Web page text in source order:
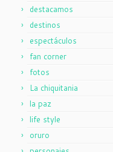
destacamos
destinos
espectáculos
fan corner
fotos
La chiquitania
la paz
life style
oruro